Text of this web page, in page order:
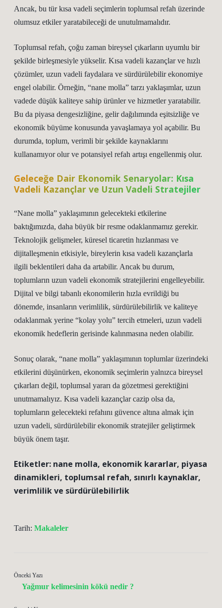
Ancak, bu tür kısa vadeli seçimlerin toplumsal refah üzerinde
olumsuz etkiler yaratabileceği de unutulmamalıdır.
Toplumsal refah, çoğu zaman bireysel çıkarların uyumlu bir
şekilde birleşmesiyle yükselir. Kısa vadeli kazançlar ve hızlı
çözümler, uzun vadeli faydalara ve sürdürülebilir ekonomiye
engel olabilir. Örneğin, “nane molla” tarzı yaklaşımlar, uzun
vadede düşük kaliteye sahip ürünler ve hizmetler yaratabilir.
Bu da piyasa dengesizliğine, gelir dağılımında eşitsizliğe ve
ekonomik büyüme konusunda yavaşlamaya yol açabilir. Bu
durumda, toplum, verimli bir şekilde kaynaklarını
kullanamıyor olur ve potansiyel refah artışı engellenmiş olur.
Geleceğe Dair Ekonomik Senaryolar: Kısa
Vadeli Kazançlar ve Uzun Vadeli Stratejiler
“Nane molla” yaklaşımının gelecekteki etkilerine
baktığımızda, daha büyük bir resme odaklanmamız gerekir.
Teknolojik gelişmeler, küresel ticaretin hızlanması ve
dijitalleşmenin etkisiyle, bireylerin kısa vadeli kazançlarla
ilgili beklentileri daha da artabilir. Ancak bu durum,
toplumların uzun vadeli ekonomik stratejilerini engelleyebilir.
Dijital ve bilgi tabanlı ekonomilerin hızla evrildiği bu
dönemde, insanların verimlilik, sürdürülebilirlik ve kaliteye
odaklanmak yerine “kolay yolu” tercih etmeleri, uzun vadeli
ekonomik hedeflerin gerisinde kalınmasına neden olabilir.
Sonuç olarak, “nane molla” yaklaşımının toplumlar üzerindeki
etkilerini düşünürken, ekonomik seçimlerin yalnızca bireysel
çıkarları değil, toplumsal yararı da gözetmesi gerektiğini
unutmamalıyız. Kısa vadeli kazançlar cazip olsa da,
toplumların gelecekteki refahını güvence altına almak için
uzun vadeli, sürdürülebilir ekonomik stratejiler geliştirmek
büyük önem taşır.
Etiketler: nane molla, ekonomik kararlar, piyasa
dinamikleri, toplumsal refah, sınırlı kaynaklar,
verimlilik ve sürdürülebilirlik
Tarih: Makaleler
Önceki Yazı
Yağmur kelimesinin kökü nedir ?